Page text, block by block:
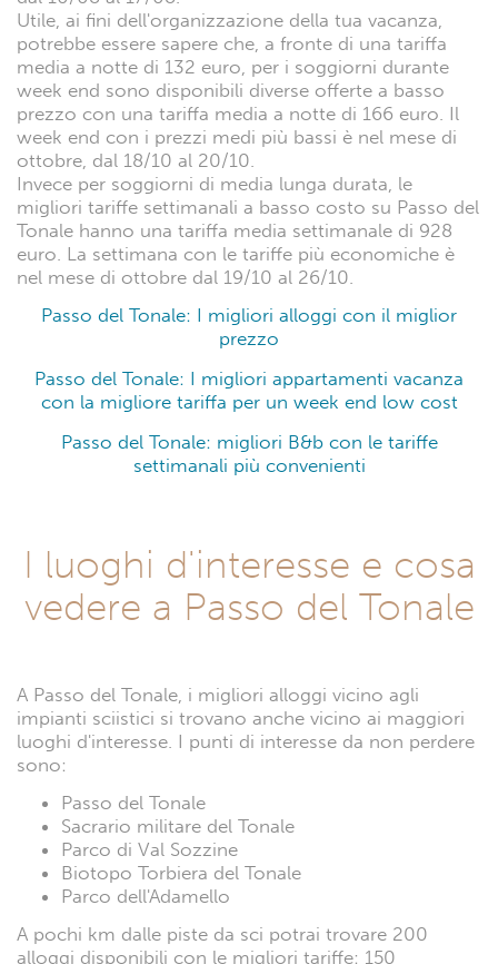
Alloggi per vacanze a Passo del Tonale, quanto
costa? In media nella destinazione Passo del Tonale
sarà possibile trovare soluzioni di alloggi ad una
tariffa media di 132 euro a notte.
Il prezzo è la discriminante principale che influenza le
scelte del viaggiatore. Se state cercando un alloggio
a Passo del Tonale, potrebbe essere utile sapere che il
periodo di Bassa stagione dove troverete il maggior
numero di alloggi con i prezzi più convenienti è il
mese di ottobre, soprattutto nella settimana che va
Il periodo di Alta stagione, dove potrete trovare un
giusto compromesso tra numero di alloggi e tariffe
low cost è il mese di agosto, nella settimana che va
Utile, ai fini dell'organizzazione della tua vacanza,
potrebbe essere sapere che, a fronte di una tariffa
week end con i prezzi medi più bassi è nel mese di
ottobre, dal 18/10 al 20/10.
Invece per soggiorni di media lunga durata, le
nel mese di ottobre dal 19/10 al 26/10.
Passo del Tonale: I migliori alloggi con il miglior
Passo del Tonale: I migliori appartamenti vacanza
con la migliore tariffa per un week end low cost
Passo del Tonale: migliori B&b con le tariffe
settimanali più convenienti